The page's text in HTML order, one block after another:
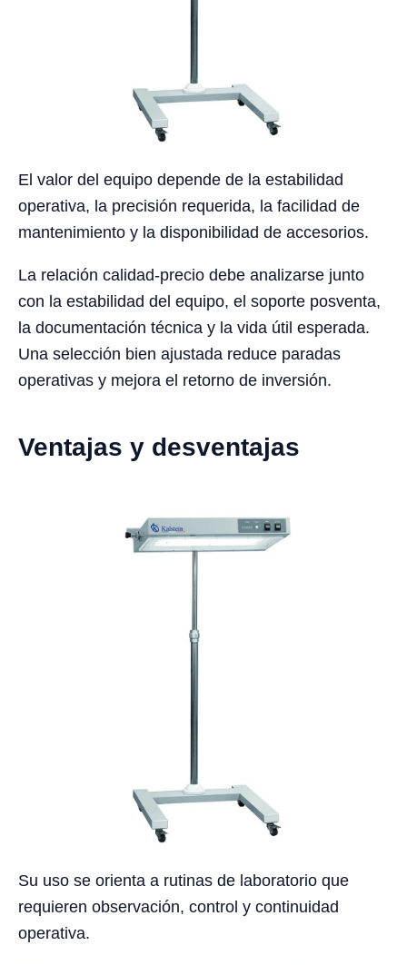
El valor del equipo depende de la estabilidad
operativa, la precisión requerida, la facilidad de
mantenimiento y la disponibilidad de accesorios.
La relación calidad-precio debe analizarse junto
con la estabilidad del equipo, el soporte posventa,
la documentación técnica y la vida útil esperada.
Una selección bien ajustada reduce paradas
operativas y mejora el retorno de inversión.
Ventajas y desventajas
Su uso se orienta a rutinas de laboratorio que
requieren observación, control y continuidad
operativa.